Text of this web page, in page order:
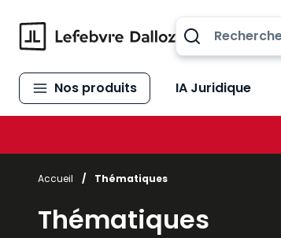
Nos produits IA Juridique
Accueil / Thématiques
Thématiques